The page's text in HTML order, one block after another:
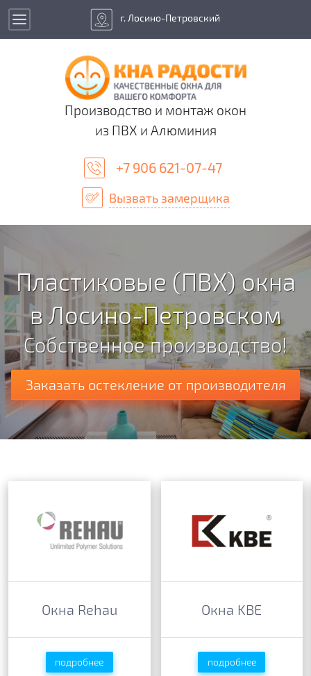
г. Лосино-Петровский
Производство и монтаж окон
из ПВХ и Алюминия
+7 906 621-07-47
Вызвать замерщика
Пластиковые (ПВХ) окна
в Лосино-Петровском
Собственное производство!
Заказать остекление от производителя
Окна Rehau
подробнее
Окна KBE
подробнее
Rehau ACTION 60 мм Rehau BLITZ NEW 60мм